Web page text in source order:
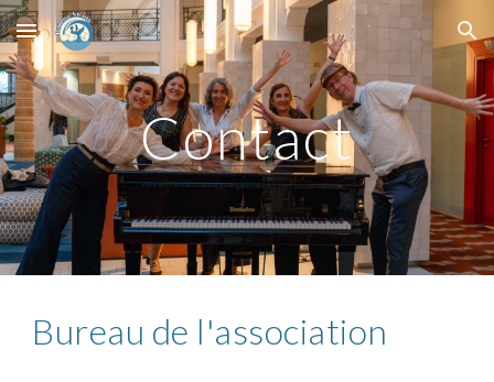
Skip to main content Skip to navigation
Contact
Bureau de l'association